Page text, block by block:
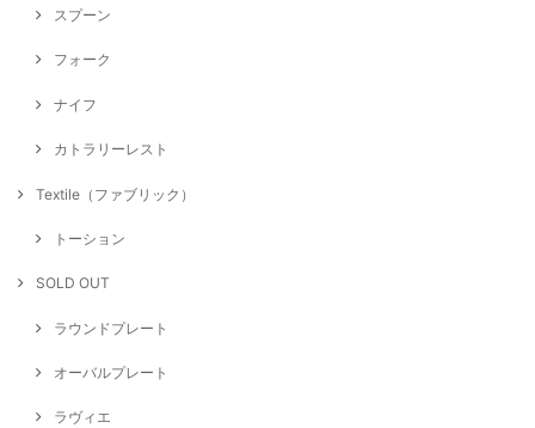
スプーン
フォーク
ナイフ
カトラリーレスト
Textile（ファブリック）
トーション
SOLD OUT
ラウンドプレート
オーバルプレート
ラヴィエ